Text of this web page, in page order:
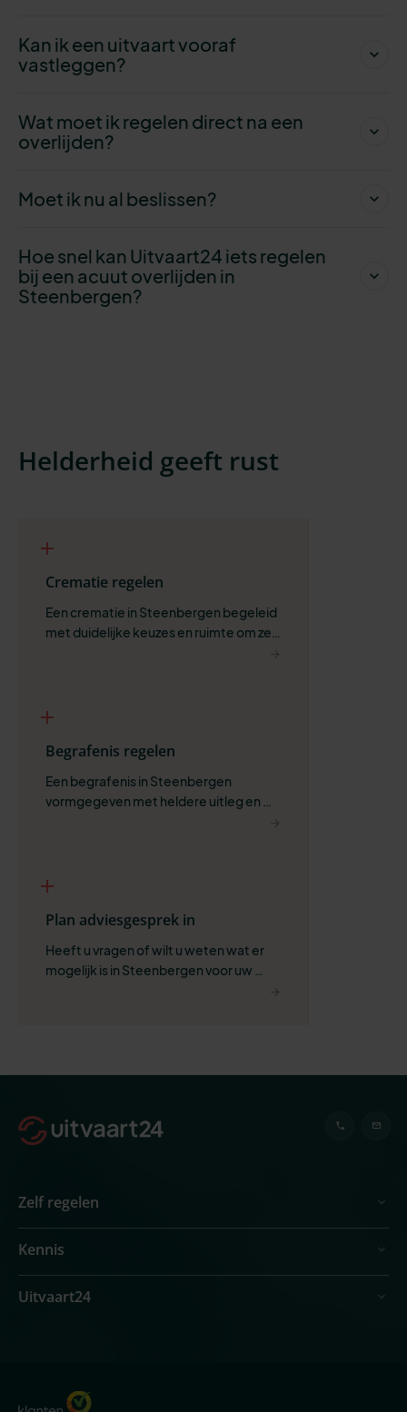
Kan ik een uitvaart vooraf
vastleggen?
Wat moet ik regelen direct na een
overlijden?
Moet ik nu al beslissen?
Hoe snel kan Uitvaart24 iets regelen
bij een acuut overlijden in
Steenbergen?
Helderheid geeft rust
Crematie regelen
Een crematie in Steenbergen begeleid
met duidelijke keuzes en ruimte om zelf
Begrafenis regelen
Een begrafenis in Steenbergen
vormgegeven met heldere uitleg en
Plan adviesgesprek in
Heeft u vragen of wilt u weten wat er
mogelijk is in Steenbergen voor uw
Zelf regelen
Kennis
Uitvaart24